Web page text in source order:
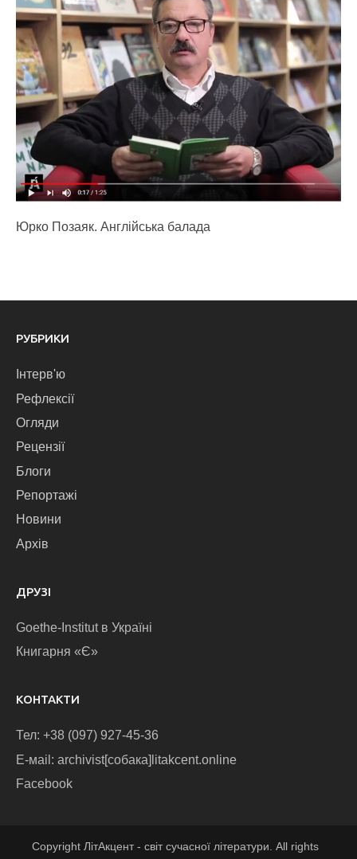
Юрко Позаяк. Англійська балада
РУБРИКИ
Інтерв'ю
Рефлексії
Огляди
Рецензії
Блоги
Репортажі
Новини
Архів
ДРУЗІ
Goethe-Institut в Україні
Книгарня «Є»
КОНТАКТИ
Тел: +38 (097) 927-45-36
E-маіl: archivist[собака]litakcent.online
Facebook
Copyright ЛітАкцент - світ сучасної літератури. All rights